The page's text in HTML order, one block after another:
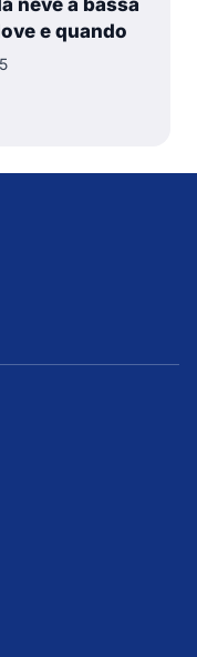
neve a bassa
e quando